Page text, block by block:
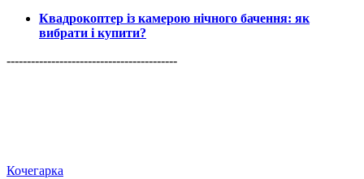
Квадрокоптер із камерою нічного бачення: як
вибрати і купити?
------------------------------------------
Кочегарка